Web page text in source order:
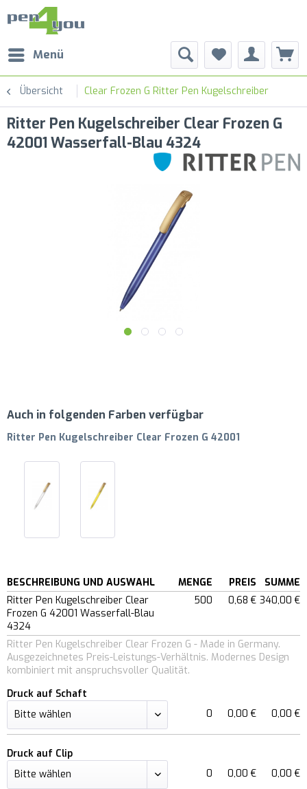
Menü
Übersicht Clear Frozen G Ritter Pen Kugelschreiber
Ritter Pen Kugelschreiber Clear Frozen G
42001 Wasserfall-Blau 4324
Auch in folgenden Farben verfügbar
Ritter Pen Kugelschreiber Clear Frozen G 42001
BESCHREIBUNG UND AUSWAHL MENGE PREIS
SUMME
Ritter Pen Kugelschreiber Clear
Frozen G 42001 Wasserfall-Blau
4324
500 0,68 € 340,00 €
Ritter Pen Kugelschreiber Clear Frozen G - Made in Germany.
Ausgezeichnetes Preis-Leistungs-Verhältnis. Modernes Design
kombiniert mit anspruchsvoller Qualität.
Druck auf Schaft
0
0,00 € 0,00 €
Druck auf Clip
0
0,00 € 0,00 €